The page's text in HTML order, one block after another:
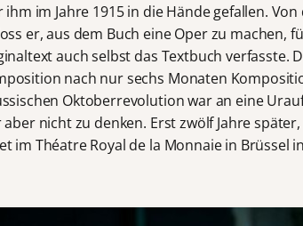
im Jahre 1915 in die Hände gefallen.
er, aus dem Buch eine Oper zu machen,
auch selbst das Textbuch verfasste.
nach nur sechs Monaten
Oktoberrevolution war an eine
nicht zu denken. Erst zwölf Jahre
im Théatre Royal de la Monnaie in Brüssel